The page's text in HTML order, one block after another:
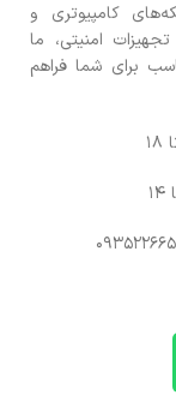
کامپیوتری و
امنیتی، ما
برای شما فراهم